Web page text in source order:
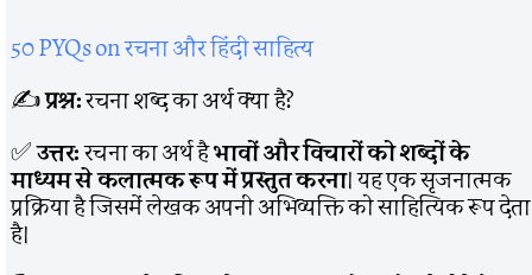
50 PYQs on रचना और हिंदी साहित्य
✍️प्रश्न:रचना शब्द का अर्थ क्या है?
✅उत्तर:रचना का अर्थ हैभावों और विचारों को शब्दों के
माध्यम से कलात्मक रूप में प्रस्तुत करना। यह एक सृजनात्मक
प्रक्रिया है जिसमें लेखक अपनी अभिव्यक्ति को साहित्यिक रूप देता
है।